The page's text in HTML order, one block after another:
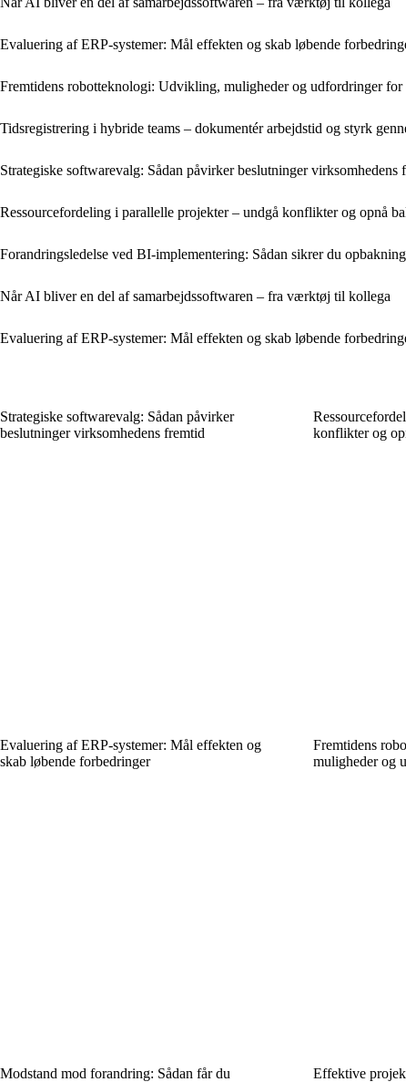
Evaluering af ERP-systemer: Mål effekten og skab løbende
Fremtidens robotteknologi: Udvikling, muligheder og udfordringer for
Tidsregistrering i hybride teams – dokumentér arbejdstid og styrk
Strategiske softwarevalg: Sådan påvirker beslutninger virksomhedens
Ressourcefordeling i parallelle projekter – undgå konflikter og opnå
Forandringsledelse ved BI-implementering: Sådan sikrer du
Når AI bliver en del af samarbejdssoftwaren – fra værktøj til kollega
Evaluering af ERP-systemer: Mål effekten og skab løbende
Strategiske softwarevalg: Sådan påvirker
beslutninger virksomhedens fremtid
konflikter og
Evaluering af ERP-systemer: Mål effekten og
skab løbende forbedringer
Fremtidens
muligheder og
Modstand mod forandring: Sådan får du Effektive